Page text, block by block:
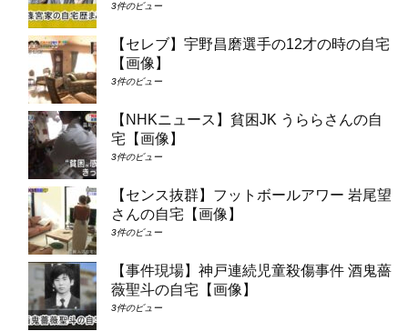
3件のビュー
【セレブ】宇野昌磨選手の12才の時の自宅
【画像】
3件のビュー
【NHKニュース】貧困JK うららさんの自
宅【画像】
3件のビュー
【センス抜群】フットボールアワー 岩尾望
さんの自宅【画像】
3件のビュー
【事件現場】神戸連続児童殺傷事件 酒鬼薔
薇聖斗の自宅【画像】
3件のビュー